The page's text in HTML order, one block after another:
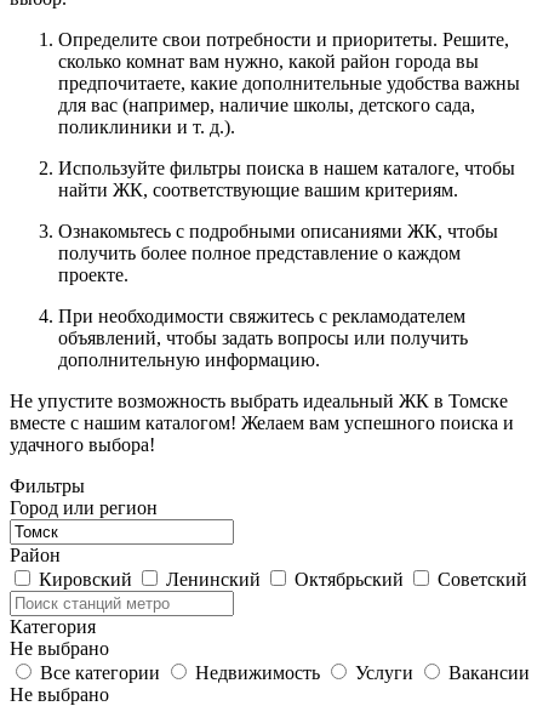
Определите свои потребности и приоритеты. Решите,
сколько комнат вам нужно, какой район города вы
предпочитаете, какие дополнительные удобства важны
для вас (например, наличие школы, детского сада,
поликлиники и т. д.).
Используйте фильтры поиска в нашем каталоге, чтобы
найти ЖК, соответствующие вашим критериям.
Ознакомьтесь с подробными описаниями ЖК, чтобы
получить более полное представление о каждом
проекте.
При необходимости свяжитесь с рекламодателем
объявлений, чтобы задать вопросы или получить
дополнительную информацию.
Не упустите возможность выбрать идеальный ЖК в Томске
вместе с нашим каталогом! Желаем вам успешного поиска и
удачного выбора!
Фильтры
Город или регион
Район
Кировский
Ленинский Октябрьский Советский
Категория
Не выбрано
Все категории
Недвижимость Услуги
Вакансии
Не выбрано